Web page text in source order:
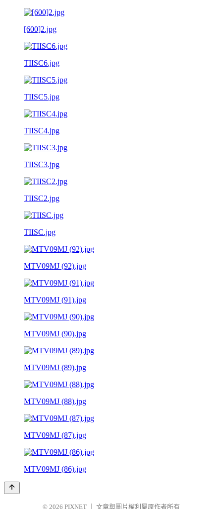
[600]2.jpg
TIISC6.jpg
TIISC5.jpg
TIISC4.jpg
TIISC3.jpg
TIISC2.jpg
TIISC.jpg
MTV09MJ (92).jpg
MTV09MJ (91).jpg
MTV09MJ (90).jpg
MTV09MJ (89).jpg
MTV09MJ (88).jpg
MTV09MJ (87).jpg
MTV09MJ (86).jpg
© 2026 PIXNET 文章與圖片權利屬原作者所有